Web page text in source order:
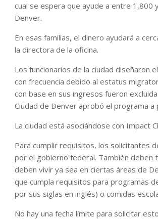
cual se espera que ayude a entre 1,800
Denver.
En esas familias, el dinero ayudará a
la directora de la oficina.
Los funcionarios de la ciudad diseñaron
con frecuencia debido al estatus
con base en sus ingresos fueron
Ciudad de Denver aprobó el programa a
La ciudad está asociándose con Impact
Para cumplir requisitos, los solicitantes
por el gobierno federal. También deben
deben vivir ya sea en ciertas áreas de
que cumpla requisitos para programas
por sus siglas en inglés) o comidas
No hay una fecha límite para solicitar